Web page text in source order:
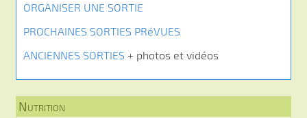
ORGANISER UNE SORTIE
PROCHAINES SORTIES PRéVUES
ANCIENNES SORTIES + photos et vidéos
Nutrition